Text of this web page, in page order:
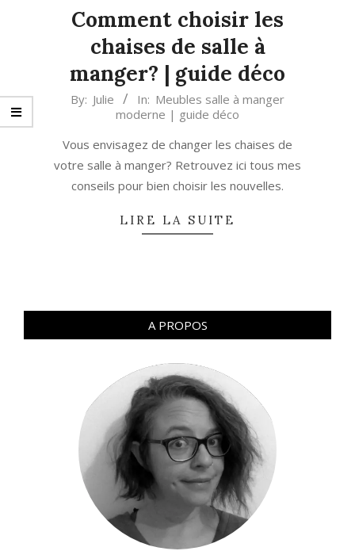
Comment choisir les
chaises de salle à
manger? | guide déco
2019-By: Julie In: Meubles salle à manger
moderne | guide déco
Vous envisagez de changer les chaises de
votre salle à manger? Retrouvez ici tous mes
conseils pour bien choisir les nouvelles.
LIRE LA SUITE
A PROPOS